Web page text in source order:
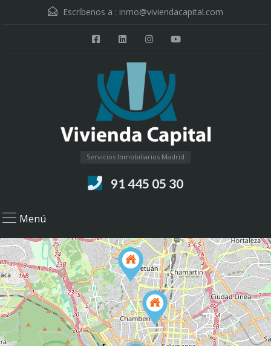
Escríbenos a : inmo@viviendacapital.com
Servicios Inmobiliarios Madrid
91 445 05 30
Menú